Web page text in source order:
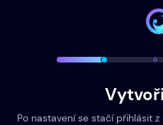
Po nastavení se stačí přihlásit